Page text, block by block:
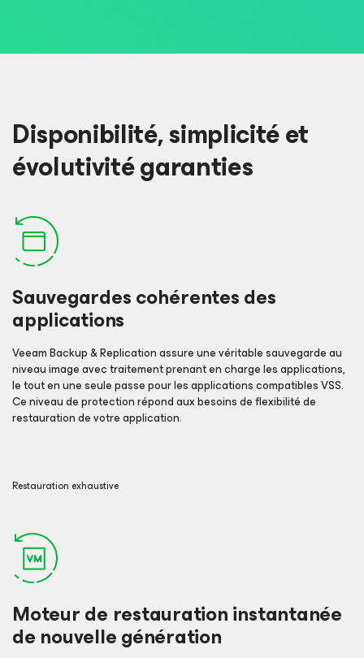
Disponibilité, simplicité et
évolutivité garanties
Sauvegardes cohérentes des
applications
Veeam Backup & Replication assure une véritable sauvegarde au
niveau image avec traitement prenant en charge les applications,
le tout en une seule passe pour les applications compatibles VSS.
Ce niveau de protection répond aux besoins de flexibilité de
restauration de votre application.
Restauration exhaustive
Moteur de restauration instantanée
de nouvelle génération